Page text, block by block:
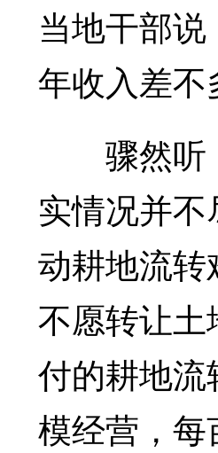
当地干部
年收入差
骤然听，
实情况并
动耕地流
不愿转让
付的耕地
模经营，